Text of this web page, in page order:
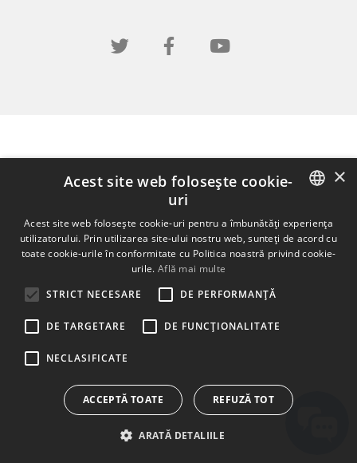
ENGLISH
BULGARIAN
CZECH
DANISH
ESTONIAN
FINNISH
×
Acest site web folosește cookie-
uri
Acest site web folosește cookie-uri pentru a îmbunătăți experiența
utilizatorului. Prin utilizarea site-ului nostru web, sunteți de acord cu
toate cookie-urile în conformitate cu Politica noastră privind cookie-
urile. Află mai multe
STRICT NECESARE
DE PERFORMANȚĂ
DE TARGETARE DE FUNCŢIONALITATE
NECLASIFICATE
ACCEPTĂ TOATE REFUZĂ TOT
ARATĂ DETALIILE